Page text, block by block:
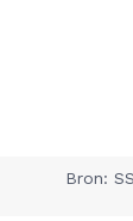
Bron: